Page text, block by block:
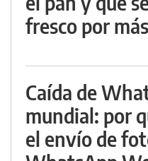
fresco por
Caída de
mundial: por
el envío de